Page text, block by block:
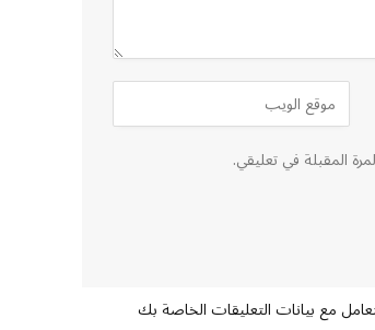
المقبلة في تعليقي.
مع بيانات التعليقات الخاصة بك